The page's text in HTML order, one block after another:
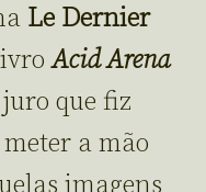
Le Dernier
Acid Arena
que fiz
a mão
imagens